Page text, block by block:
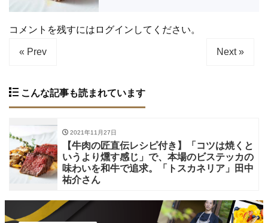
コメントを残すにはログインしてください。
« Prev Next »
こんな記事も読まれています
2021年11月27日
【牛肉の匠直伝レシピ付き】「コツは焼くと
いうより燻す感じ」で、本場のビステッカの
味わいを和牛で追求。「トスカネリア」田中
祐介さん